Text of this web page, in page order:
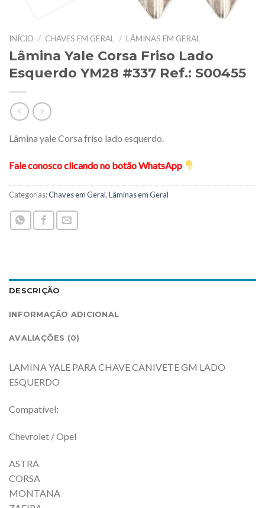
INÍCIO / CHAVES EM GERAL / LÂMINAS EM GERAL
Lâmina Yale Corsa Friso Lado
Esquerdo YM28 #337 Ref.: S00455
Lâmina yale Corsa friso lado esquerdo.
Fale conosco clicando no botão WhatsApp
Categorias:Chaves em Geral,Lâminas em Geral
DESCRIÇÃO
INFORMAÇÃO ADICIONAL
AVALIAÇÕES (0)
LAMINA YALE PARA CHAVE CANIVETE GM LADO
ESQUERDO
Compatível:
Chevrolet / Opel
ASTRA
CORSA
MONTANA